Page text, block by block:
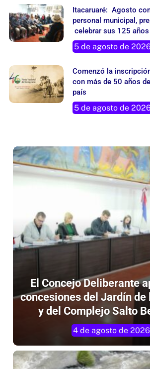
Itacaruaré: Agosto
personal municipal,
celebrar sus 125
actividades
5 de agosto de
Comenzó la
con más de 50 años
país
5 de agosto de
El Concejo Deliberante
concesiones del Jardín de
y del Complejo Salto
4 de agosto de 2026